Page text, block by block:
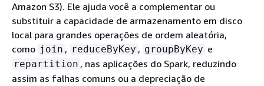
Amazon S3). Ele ajuda você a complementar ou
substituir a capacidade de armazenamento em disco
local para grandes operações de ordem aleatória,
como join , reduceByKey , groupByKey e
repartition , nas aplicações do Spark, reduzindo
assim as falhas comuns ou a depreciação de